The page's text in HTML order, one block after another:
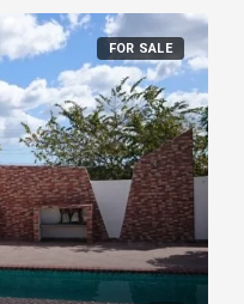
FOR SALE